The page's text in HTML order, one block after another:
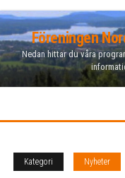
Hoppa
till
innehåll
Föreningen
Nedan hittar du våra
Kategori Nyheter